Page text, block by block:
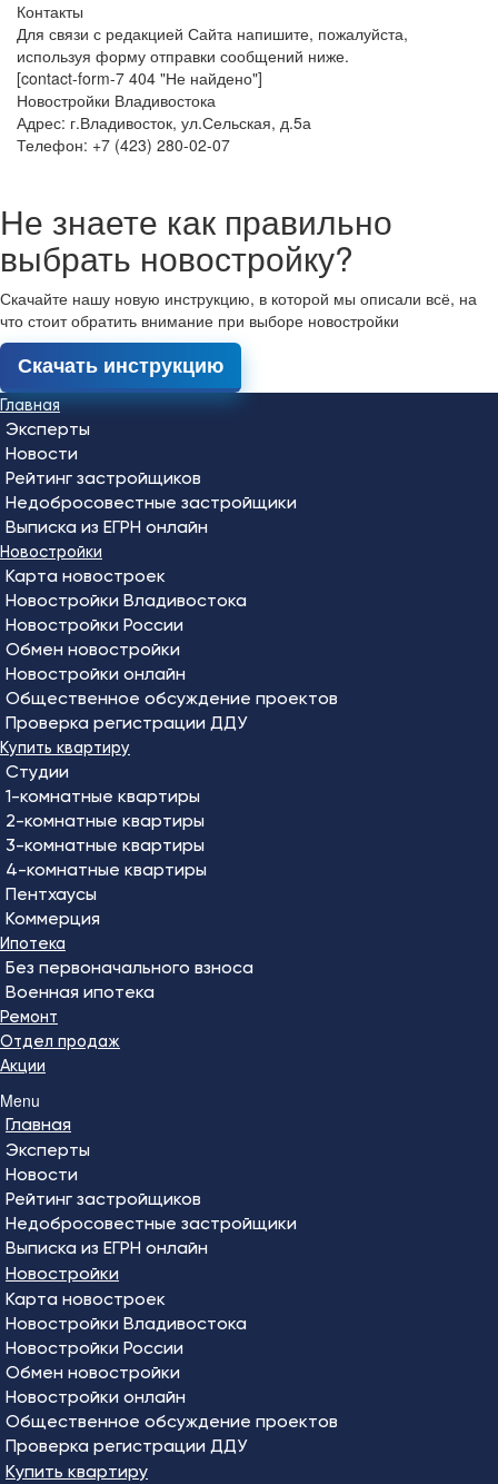
Контакты
Для связи с редакцией Сайта напишите, пожалуйста,
используя форму отправки сообщений ниже.
[contact-form-7 404 "Не найдено"]
Новостройки Владивостока
Адрес: г.Владивосток, ул.Сельская, д.5а
Телефон: +7 (423) 280-02-07
Не знаете как правильно
выбрать новостройку?
Скачайте нашу новую инструкцию, в которой мы описали всё, на
что стоит обратить внимание при выборе новостройки
Скачать инструкцию
Главная
Эксперты
Новости
Рейтинг застройщиков
Недобросовестные застройщики
Выписка из ЕГРН онлайн
Новостройки
Карта новостроек
Новостройки Владивостока
Новостройки России
Обмен новостройки
Новостройки онлайн
Общественное обсуждение проектов
Проверка регистрации ДДУ
Купить квартиру
Студии
1-комнатные квартиры
2-комнатные квартиры
3-комнатные квартиры
4-комнатные квартиры
Пентхаусы
Коммерция
Ипотека
Без первоначального взноса
Военная ипотека
Ремонт
Отдел продаж
Акции
Menu
Главная
Эксперты
Новости
Рейтинг застройщиков
Недобросовестные застройщики
Выписка из ЕГРН онлайн
Новостройки
Карта новостроек
Новостройки Владивостока
Новостройки России
Обмен новостройки
Новостройки онлайн
Общественное обсуждение проектов
Проверка регистрации ДДУ
Купить квартиру